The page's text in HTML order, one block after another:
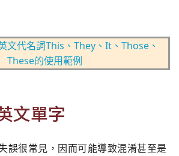
文代名詞This、They、It、Those、
These的使用範例
文單字
誤很常見，因而可能導致混淆甚至是